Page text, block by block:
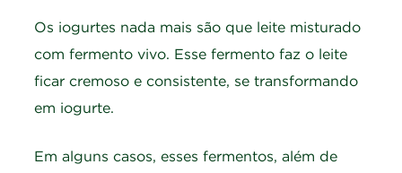
Os iogurtes nada mais são que leite misturado
com fermento vivo. Esse fermento faz o leite
ficar cremoso e consistente, se transformando
em iogurte.
Em alguns casos, esses fermentos, além de